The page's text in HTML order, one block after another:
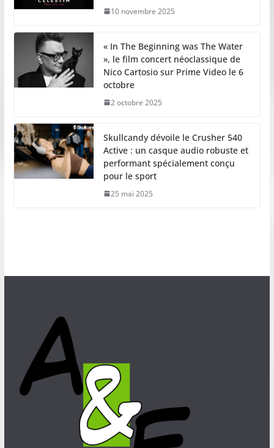
10 novembre 2025
« In The Beginning was The Water
», le film concert néoclassique de
Nico Cartosio sur Prime Video le 6
octobre
2 octobre 2025
Skullcandy dévoile le Crusher 540
Active : un casque audio robuste et
performant spécialement conçu
pour le sport
25 mai 2025